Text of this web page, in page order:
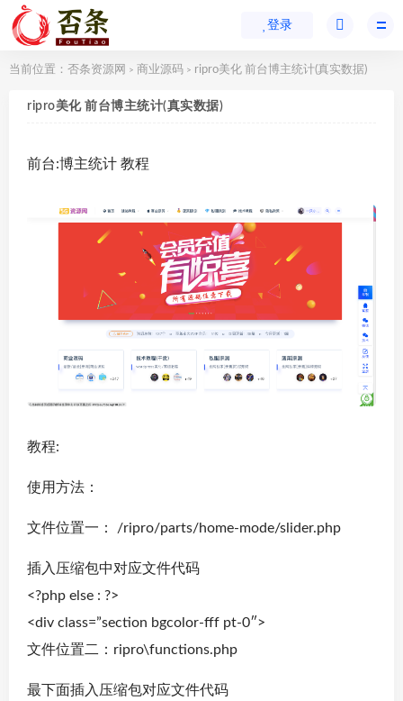
登录
当前位置： 否条资源网 > 商业源码 > ripro美化 前台博主统计(真实数据)
ripro美化 前台博主统计(真实数据)
前台:博主统计 教程
教程:
使用方法：
文件位置一： /ripro/parts/home-mode/slider.php
插入压缩包中对应文件代码
<?php else : ?>
<div class=”section bgcolor-fff pt-0″>
文件位置二：ripro\functions.php
最下面插入压缩包对应文件代码